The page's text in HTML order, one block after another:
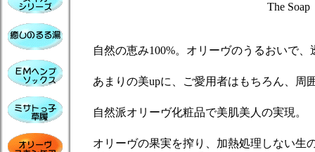
The Soap
自然の恵み100%。オリーヴのうるおいで、
あまりの美upに、ご愛用者はもちろん、周
自然派オリーヴ化粧品で美肌美人の実現。
オリーヴの果実を搾り、加熱処理しない生